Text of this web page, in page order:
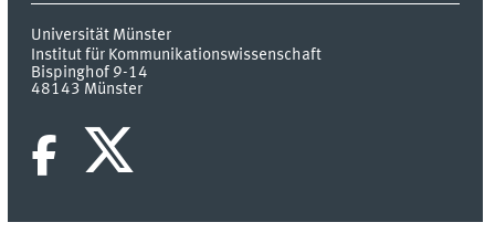
Universität Münster
Institut für Kommunikationswissenschaft
Bispinghof 9-14
48143 Münster